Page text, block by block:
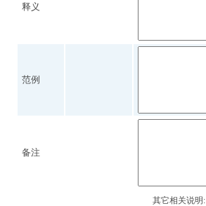
释义
范例
备注
其它相关说明: